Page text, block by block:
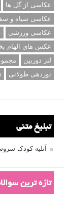
عکاسی از گل ها
عکاسی سیاه و
عکاسی ورزشی
عکس های الهام
لنز دوربین
نوردهی طولانی
تبلیغ متنی
آتلیه کودک
تازه ترین